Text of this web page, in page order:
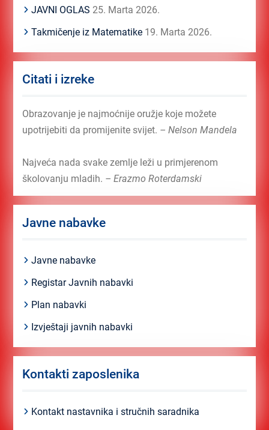
JAVNI OGLAS 25. Marta 2026.
Takmičenje iz Matematike 19. Marta 2026.
Citati i izreke
Obrazovanje je najmoćnije oružje koje možete
upotrijebiti da promijenite svijet. – Nelson Mandela
Najveća nada svake zemlje leži u primjerenom
školovanju mladih. – Erazmo Roterdamski
Javne nabavke
Javne nabavke
Registar Javnih nabavki
Plan nabavki
Izvještaji javnih nabavki
Kontakti zaposlenika
Kontakt nastavnika i stručnih saradnika